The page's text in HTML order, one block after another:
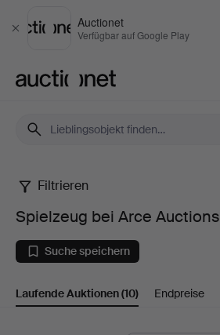
Schließen
Auctionet
Verfügbar auf Google Play
Spielzeug
bei
Arce
Auctions
Filtrieren
Spielzeug bei Arce Auctions
Suche speichern
Laufende Auktionen(10) Endpreise